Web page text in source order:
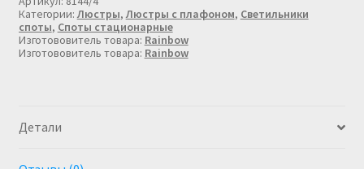
8144/4
Категории: Люстры, Люстры с плафоном, Светильники
споты, Споты стационарные
Изготововитель товара: Rainbow
Изготововитель товара: Rainbow
Детали